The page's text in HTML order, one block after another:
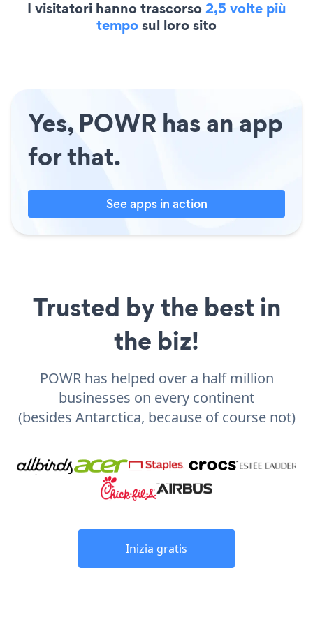
I visitatori hanno trascorso2,5 volte più
temposul loro sito
Yes, POWR has an app
for that.
See apps in action
Trusted by the best in
the biz!
POWR has helped over a half million
businesses on every continent
(besides Antarctica, because of course not)
Inizia gratis